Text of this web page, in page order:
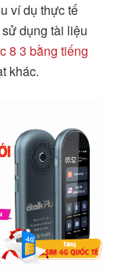
ví dụ thực tế
dụng tài liệu
8 3 bằng tiếng
khác.